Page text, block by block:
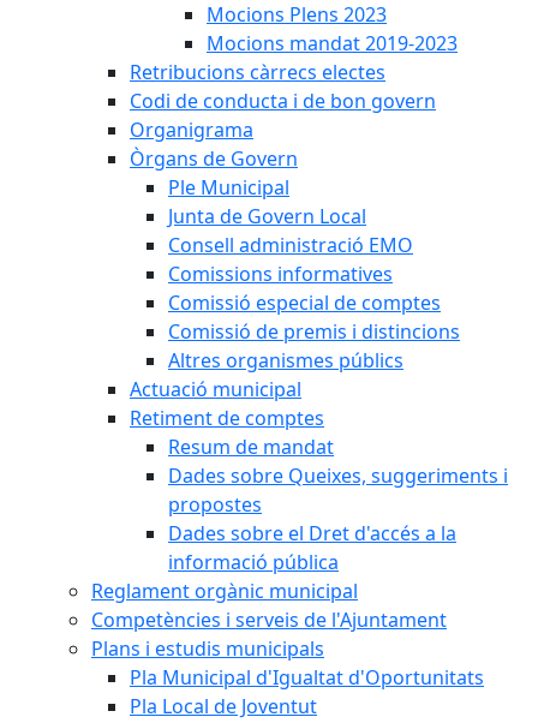
Mocions Plens 2023
Mocions mandat 2019-2023
Retribucions càrrecs electes
Codi de conducta i de bon govern
Organigrama
Òrgans de Govern
Ple Municipal
Junta de Govern Local
Consell administració EMO
Comissions informatives
Comissió especial de comptes
Comissió de premis i distincions
Altres organismes públics
Actuació municipal
Retiment de comptes
Resum de mandat
Dades sobre Queixes, suggeriments i
propostes
Dades sobre el Dret d'accés a la
informació pública
Reglament orgànic municipal
Competències i serveis de l'Ajuntament
Plans i estudis municipals
Pla Municipal d'Igualtat d'Oportunitats
Pla Local de Joventut